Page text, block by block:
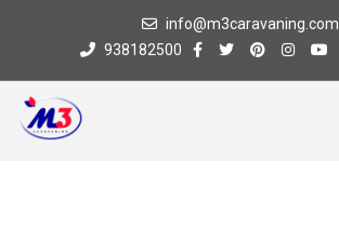
info@m3caravaning.com
938182500